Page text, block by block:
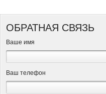
ОБРАТНАЯ СВЯЗЬ
Ваше имя
Ваш телефон